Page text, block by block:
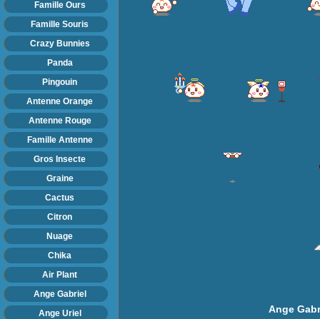
Famille Ours
Famille Souris
Crazy Bunnies
Panda
Pingouin
Antenne Orange
Antenne Rouge
Famille Antenne
Gros Insecte
Graine
Cactus
Citron
Nuage
Chika
Air Plant
Ange Gabriel
Ange Uriel Ange